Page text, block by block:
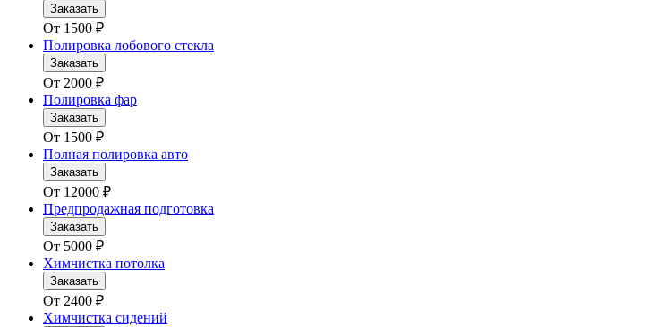
Заказать
От 1500 ₽
Полировка лобового стекла
Заказать
От 2000 ₽
Полировка фар
Заказать
От 1500 ₽
Полная полировка авто
Заказать
От 12000 ₽
Предпродажная подготовка
Заказать
От 5000 ₽
Химчистка потолка
Заказать
От 2400 ₽
Химчистка сидений